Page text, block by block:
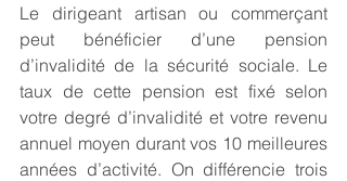
Le dirigeant artisan ou commerçant
peut bénéficier d’une pension
d’invalidité de la sécurité sociale. Le
taux de cette pension est fixé selon
votre degré d’invalidité et votre revenu
annuel moyen durant vos 10 meilleures
années d’activité. On différencie trois